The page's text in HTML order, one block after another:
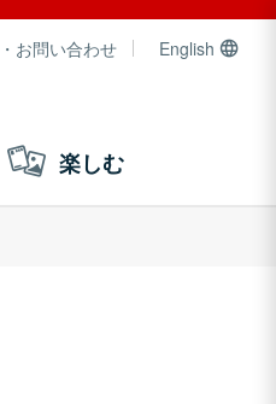
お問い合わせ English
楽しむ